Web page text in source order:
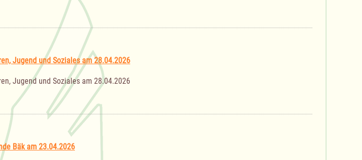
Jugend und Soziales am 28.04.2026
Jugend und Soziales am 28.04.2026
Bäk am 23.04.2026